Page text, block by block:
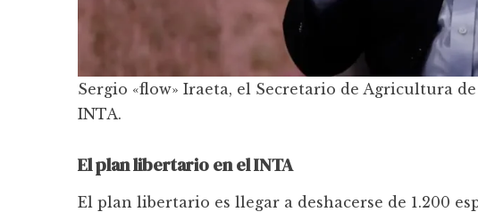
Sergio «flow» Iraeta, el Secretario de Agricultura
INTA.
El plan libertario en el INTA
El plan libertario es llegar a deshacerse de 1.200